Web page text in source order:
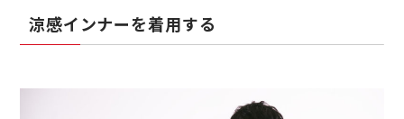
涼感インナーを着用する